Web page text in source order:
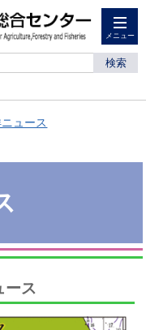
メニュー
検索
ュース
ース